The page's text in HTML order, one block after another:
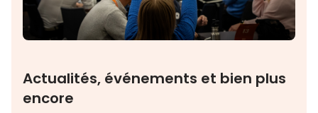
Actualités, événements et bien plus
encore